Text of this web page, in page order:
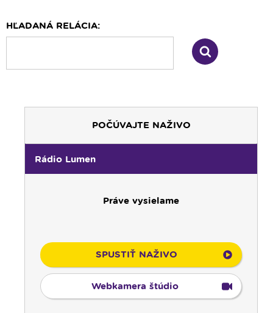
HĽADANÁ RELÁCIA:
POČÚVAJTE NAŽIVO
Rádio Lumen
Práve vysielame
SPUSTIŤ NAŽIVO
Webkamera štúdio